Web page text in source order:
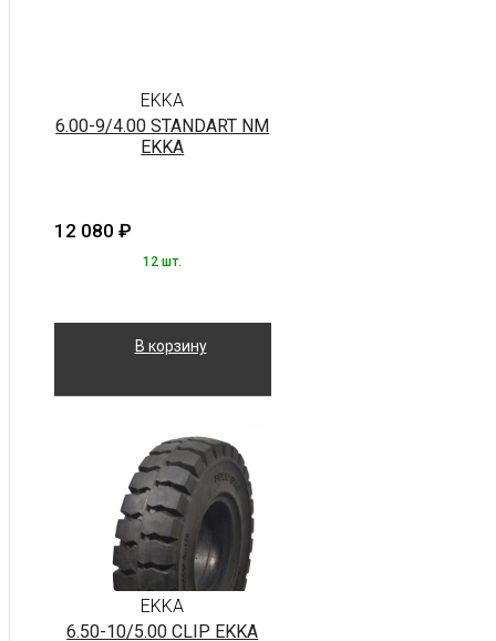
EKKA
6.00-9/4.00 STANDART NM
EKKA
12 080 ₽
12 шт.
В корзину
EKKA
6.50-10/5.00 CLIP EKKA